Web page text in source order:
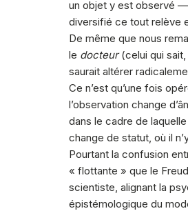
un objet y est observé —
diversifié ce tout relève
De même que nous
le docteur(celui qui sait,
saurait altérer
Ce n’est qu’une fois
l’observation change
dans le cadre de
change de statut, où il
Pourtant la confusion
« flottante » que le
scientiste, alignant la
épistémologique du